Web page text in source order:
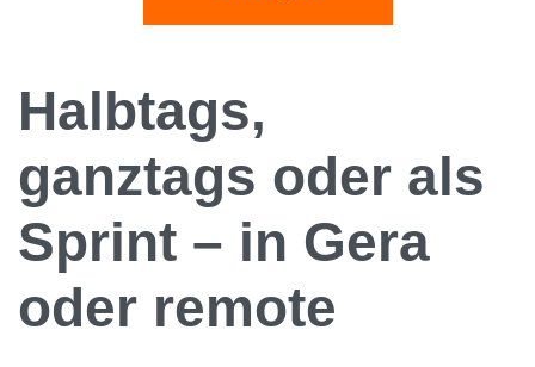
Halbtags,
ganztags oder als
Sprint – in Gera
oder remote